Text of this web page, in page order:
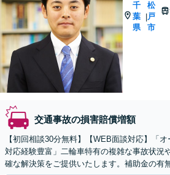
千
葉
県
|
松
戸
市
交通事故の損害賠償増額
【初回相談30分無料】【WEB面談対応】「
対応経験豊富」二輪車特有の複雑な事故状況
確な解決策をご提供いたします。補助金の有